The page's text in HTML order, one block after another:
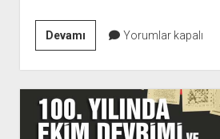
DevamıIII.
Emek
Tarihi
Konferansı
Programı
Açıklandı
Yorumlar kapalı